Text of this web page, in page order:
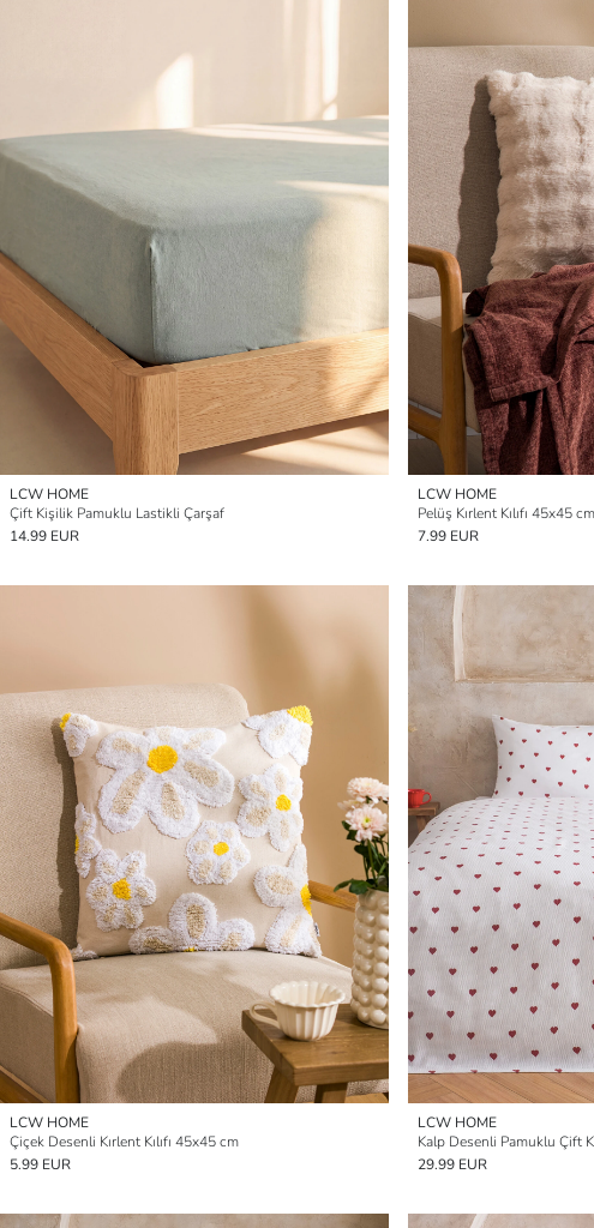
LCW HOME
Çift Kişilik Pamuklu Lastikli Çarşaf
14.99 EUR
LCW HOME
Pelüş Kırlent Kılıfı 45x45 cm
7.99 EUR
LCW HOME
Çiçek Desenli Kırlent Kılıfı 45x45 cm
5.99 EUR
LCW HOME
Kalp Desenli Pamuklu Çift
29.99 EUR